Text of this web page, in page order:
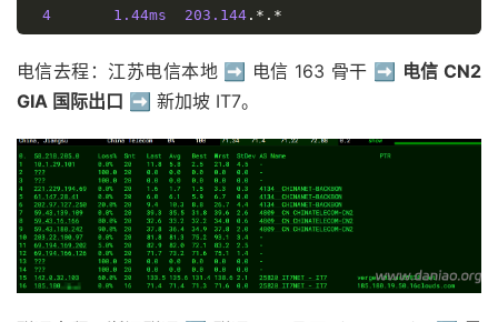
4
1.44ms 203.144 .*.*
5
1.14ms 69.194.*.*
6
37.15ms 69.194.*.*
51.17ms 59.43
11
56.69ms 202.97 .*.*
13-14 42.52ms 221.183.*.*
  AS9808
[CMNET]
16-17 54.14ms 211.136.*.*
  AS56040
[
18-19 60.11ms 120.198.*.*
  AS56040
23
56.07ms 211.139.*.*
  AS56040
电信去程：江苏电信本地 ➡️ 电信 163 骨干 ➡️ 电信 CN2
GIA 国际出口 ➡️ 新加坡 IT7。